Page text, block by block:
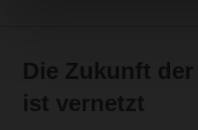
Die Zukunft
ist vernetzt